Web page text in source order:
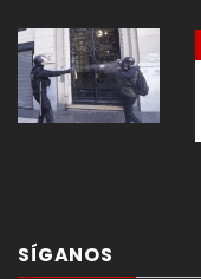
SÍGANOS